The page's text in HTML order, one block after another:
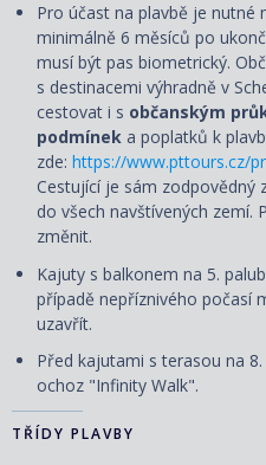
Pro účast na plavbě je nutné
minimálně 6 měsíců po
musí být pas biometrický.
s destinacemi výhradně v
cestovat i s občanským
podmínek a poplatků k
zde: https://www.pttours.cz/
Cestující je sám zodpovědný
do všech navštívených zemí.
změnit.
Kajuty s balkonem na 5.
případě nepříznivého počasí
uzavřít.
Před kajutami s terasou na
ochoz "Infinity Walk".
TŘÍDY PLAVBY